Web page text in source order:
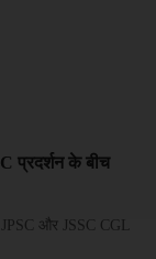
प्रदर्शन के बीच
और JSSC CGL